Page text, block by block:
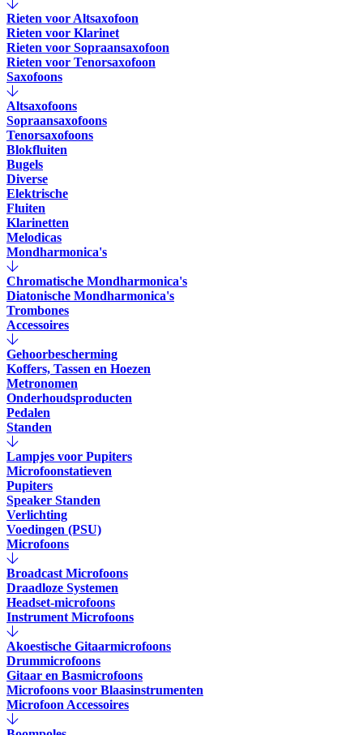
Rieten voor Altsaxofoon
Rieten voor Klarinet
Rieten voor Sopraansaxofoon
Rieten voor Tenorsaxofoon
Saxofoons
Altsaxofoons
Sopraansaxofoons
Tenorsaxofoons
Blokfluiten
Bugels
Diverse
Elektrische
Fluiten
Klarinetten
Melodicas
Mondharmonica's
Chromatische Mondharmonica's
Diatonische Mondharmonica's
Trombones
Accessoires
Gehoorbescherming
Koffers, Tassen en Hoezen
Metronomen
Onderhoudsproducten
Pedalen
Standen
Lampjes voor Pupiters
Microfoonstatieven
Pupiters
Speaker Standen
Verlichting
Voedingen (PSU)
Microfoons
Broadcast Microfoons
Draadloze Systemen
Headset-microfoons
Instrument Microfoons
Akoestische Gitaarmicrofoons
Drummicrofoons
Gitaar en Basmicrofoons
Microfoons voor Blaasinstrumenten
Microfoon Accessoires